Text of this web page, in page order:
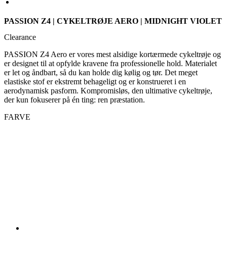
PASSION Z4 | CYKELTRØJE AERO | MIDNIGHT VIOLET
Clearance
PASSION Z4 Aero er vores mest alsidige kortærmede cykeltrøje og
er designet til at opfylde kravene fra professionelle hold. Materialet
er let og åndbart, så du kan holde dig kølig og tør. Det meget
elastiske stof er ekstremt behageligt og er konstrueret i en
aerodynamisk pasform. Kompromisløs, den ultimative cykeltrøje,
der kun fokuserer på én ting: ren præstation.
FARVE